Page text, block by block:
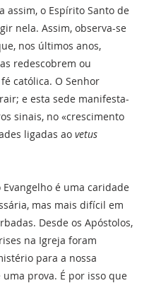
assim, o Espírito Santo de
nela. Assim, observa-se
nos últimos anos,
redescobrem ou
católica. O Senhor
e esta sede manifesta-
sinais, no «crescimento
ligadas ao vetus
é uma caridade
mas mais difícil em
Desde os Apóstolos,
na Igreja foram
para a nossa
prova. É por isso que